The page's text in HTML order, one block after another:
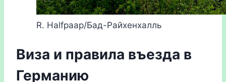
R. Halfpaap/Бад-Райхенхалль
Виза и правила въезда в
Германию